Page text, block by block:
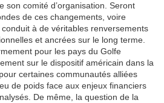
son comité d’organisation. Seront
de ces changements, voire
à de véritables renversements
et ancrées sur le long terme.
pour les pays du Golfe
sur le dispositif américain dans la
certaines communautés alliées
de poids face aux enjeux financiers
De même, la question de la